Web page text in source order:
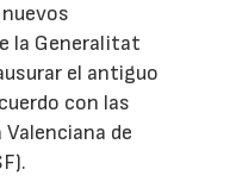
la Generalitat
el antiguo
con las
de